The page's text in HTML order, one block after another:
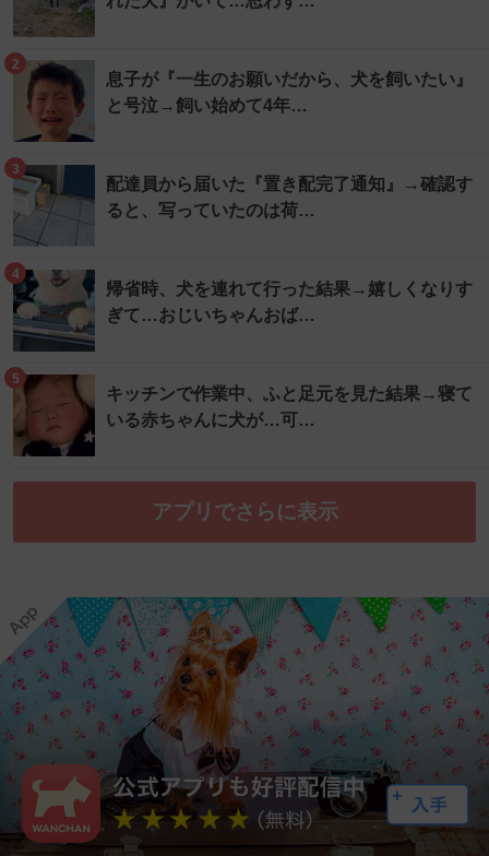
2
息子が『一生のお願いだから、犬を飼いたい』
と号泣→飼い始めて4年…
3
配達員から届いた『置き配完了通知』→確認す
ると、写っていたのは荷…
4
帰省時、犬を連れて行った結果→嬉しくなりす
ぎて…おじいちゃんおば…
5
キッチンで作業中、ふと足元を見た結果→寝て
いる赤ちゃんに犬が…可…
アプリでさらに表示